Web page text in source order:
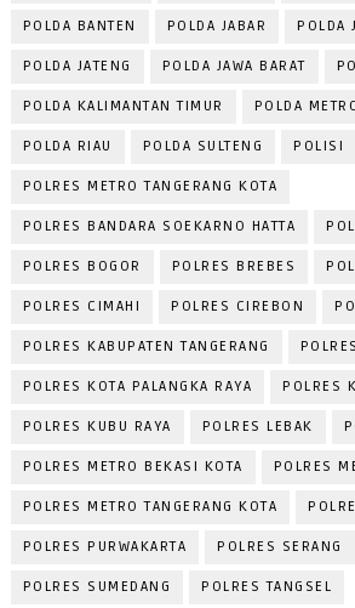
POLDA BANTEN POLDA JABAR POLDA
POLDA JATENG POLDA JAWA BARAT
POLDA KALIMANTAN TIMUR POLDA
POLDA RIAU POLDA SULTENG POLISI
POLRES METRO TANGERANG KOTA
POLRES BANDARA SOEKARNO HATTA
POLRES BOGOR POLRES BREBES
POLRES CIMAHI POLRES CIREBON
POLRES KABUPATEN TANGERANG
POLRES KOTA PALANGKA RAYA POLRES
POLRES KUBU RAYA POLRES LEBAK
POLRES METRO BEKASI KOTA POLRES
POLRES METRO TANGERANG KOTA
POLRES PURWAKARTA POLRES SERANG
POLRES SUMEDANG POLRES TANGSEL